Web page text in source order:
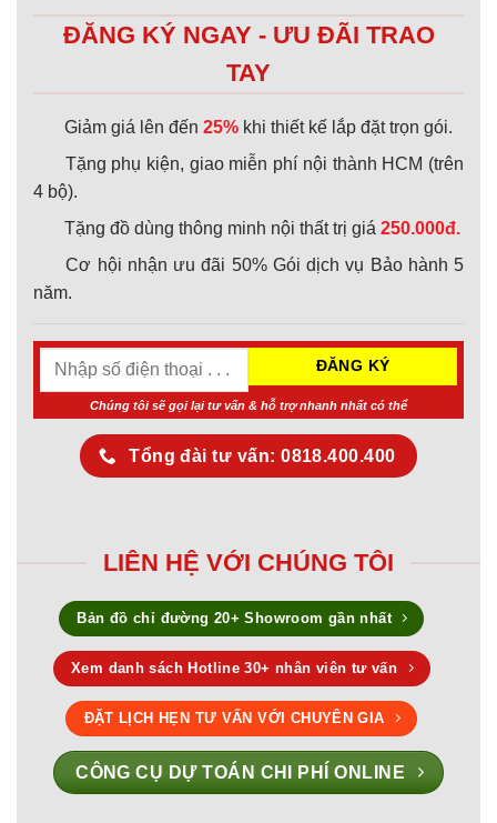
ĐĂNG KÝ NGAY - ƯU ĐÃI TRAO
TAY
Giảm giá lên đến 25% khi thiết kế lắp đặt trọn gói.
Tặng phụ kiện, giao miễn phí nội thành HCM (trên
4 bộ).
Tặng đồ dùng thông minh nội thất trị giá 250.000đ.
Cơ hội nhận ưu đãi 50% Gói dịch vụ Bảo hành 5
năm.
Chúng tôi sẽ gọi lại tư vấn & hỗ trợ nhanh nhất có thể
Tổng đài tư vấn: 0818.400.400
LIÊN HỆ VỚI CHÚNG TÔI
Bản đồ chỉ đường 20+ Showroom gần nhất
Xem danh sách Hotline 30+ nhân viên tư vấn
ĐẶT LỊCH HẸN TƯ VẤN VỚI CHUYÊN GIA
CÔNG CỤ DỰ TOÁN CHI PHÍ ONLINE